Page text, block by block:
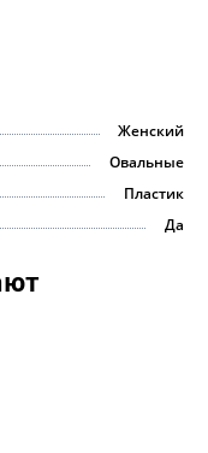
Женский
Овальные
Пластик
Да